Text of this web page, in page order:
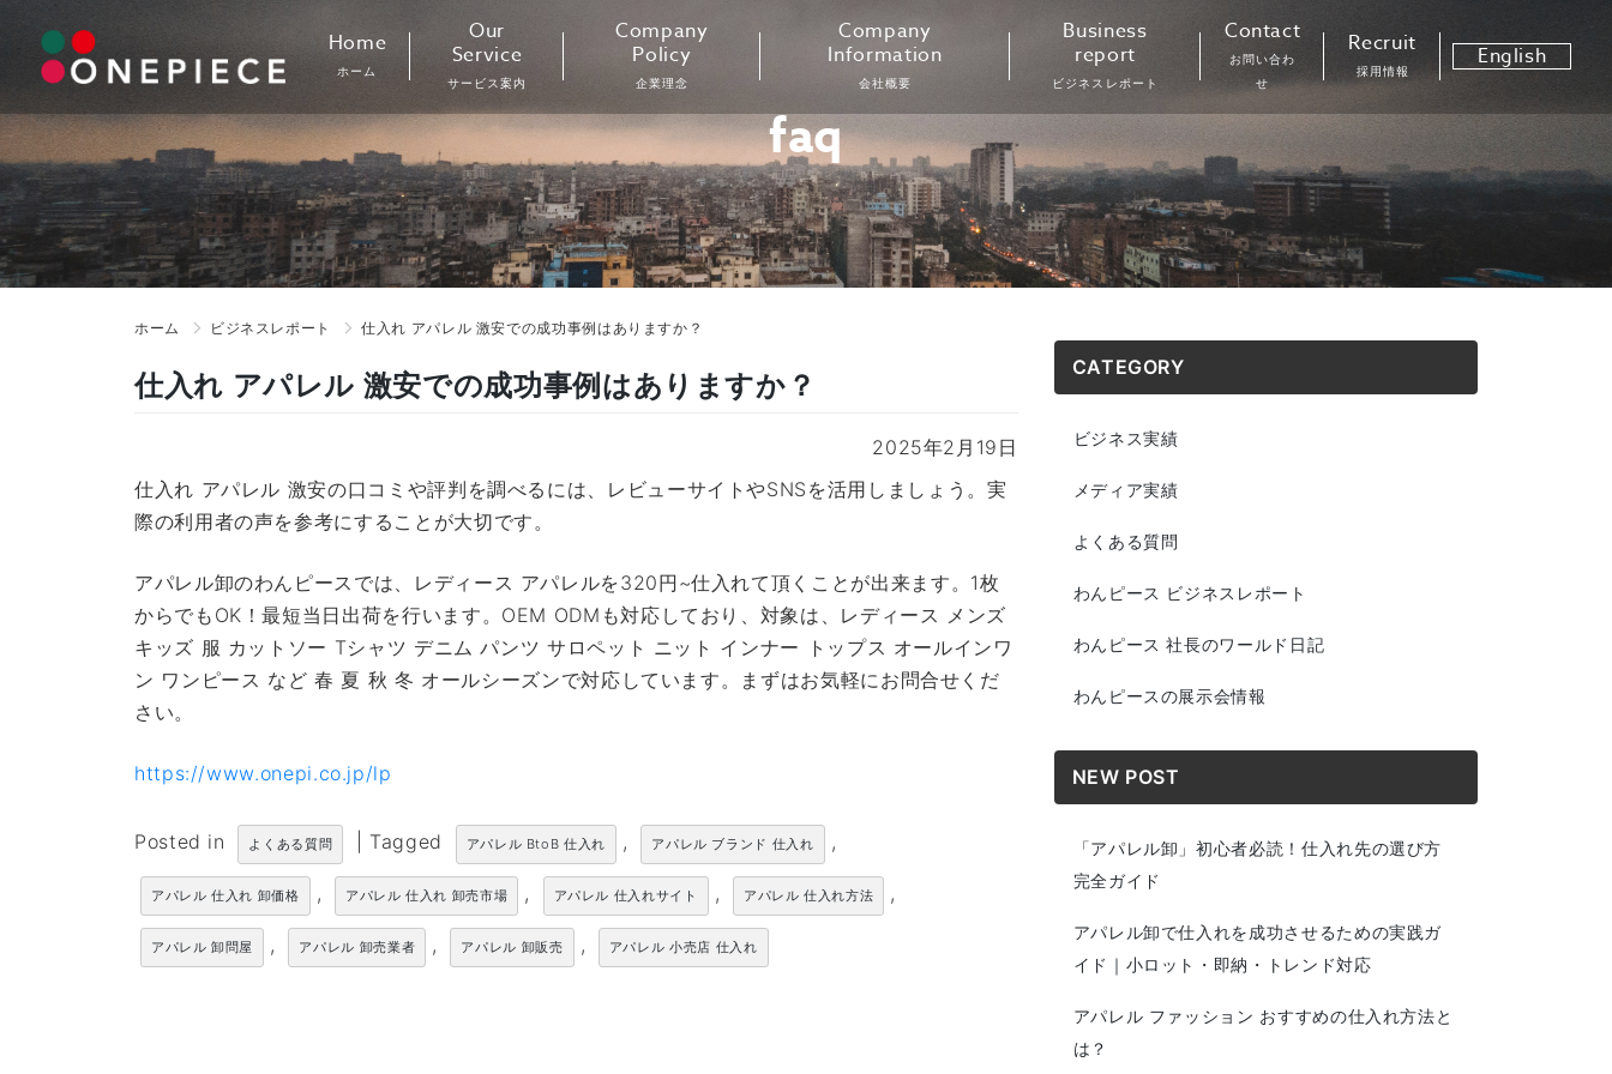
content
Home
ホーム
Our
Service
サービス案内
Company
Policy
企業理念
Company
Information
会社概要
Business
report
ビジネスレポート
Contact
お問い合わ
せ
Recruit
採用情報 English
faq
ホーム ビジネスレポート 仕入れ アパレル 激安での成功事例はありますか？
仕入れ アパレル 激安での成功事例はありますか？
2025年2月19日
仕入れ アパレル 激安の口コミや評判を調べるには、レビューサイトやSNSを活用しましょう。実
際の利用者の声を参考にすることが大切です。
アパレル卸のわんピースでは、レディース アパレルを320円~仕入れて頂くことが出来ます。1枚
からでもOK！最短当日出荷を行います。OEM ODMも対応しており、対象は、レディース メンズ
キッズ 服 カットソー Tシャツ デニム パンツ サロペット ニット インナー トップス オールインワ
ン ワンピース など 春 夏 秋 冬 オールシーズンで対応しています。まずはお気軽にお問合せくだ
さい。
https://www.onepi.co.jp/lp
Posted in よくある質問 Tagged アパレル BtoB 仕入れ , アパレル ブランド 仕入れ ,
アパレル 仕入れ 卸価格 , アパレル 仕入れ 卸売市場 , アパレル 仕入れサイト , アパレル 仕入れ方法 ,
アパレル 卸問屋 , アパレル 卸売業者 , アパレル 卸販売 , アパレル 小売店 仕入れ
CATEGORY
ビジネス実績
メディア実績
よくある質問
わんピース ビジネスレポート
わんピース 社長のワールド日記
わんピースの展示会情報
NEW POST
「アパレル卸」初心者必読！仕入れ先の選び方
完全ガイド
アパレル卸で仕入れを成功させるための実践ガ
イド｜小ロット・即納・トレンド対応
アパレル ファッション おすすめの仕入れ方法と
は？